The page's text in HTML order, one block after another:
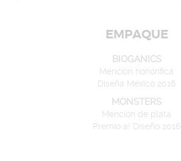
EMPAQUE
BIOGANICS
Mención honorífica
Diseña México 2016
MONSTERS
Mención de plata
Premio a! Diseño 2016